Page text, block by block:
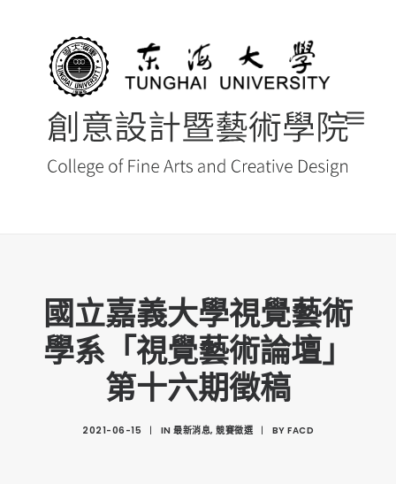
最新消息 NEWS
創藝院簡介
創意科技與藝術跨域學分學程
光點計畫智慧設計班
國立嘉義大學視覺藝術
學系「視覺藝術論壇」
第十六期徵稿
2021-06-15 | IN 最新消息, 競賽徵選 | BY FACD